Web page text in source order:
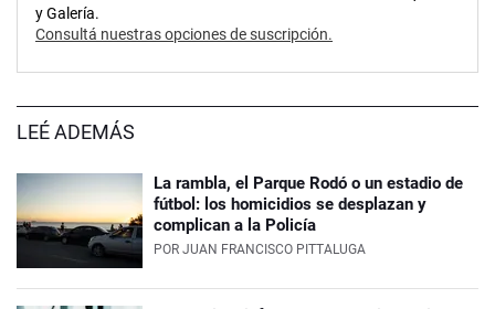
y Galería.
Consultá nuestras opciones de suscripción.
LEÉ ADEMÁS
La rambla, el Parque Rodó o un estadio de
fútbol: los homicidios se desplazan y
complican a la Policía
POR JUAN FRANCISCO PITTALUGA